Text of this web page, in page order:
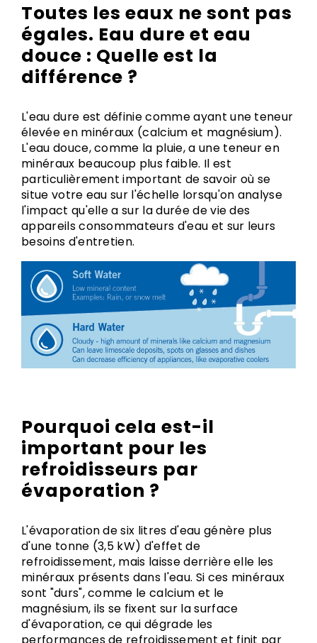
Toutes les eaux ne sont pas
égales. Eau dure et eau
douce : Quelle est la
différence ?
L'eau dure est définie comme ayant une teneur
élevée en minéraux (calcium et magnésium).
L'eau douce, comme la pluie, a une teneur en
minéraux beaucoup plus faible. Il est
particulièrement important de savoir où se
situe votre eau sur l'échelle lorsqu'on analyse
l'impact qu'elle a sur la durée de vie des
appareils consommateurs d'eau et sur leurs
besoins d'entretien.
Pourquoi cela est-il
important pour les
refroidisseurs par
évaporation ?
L'évaporation de six litres d'eau génère plus
d'une tonne (3,5 kW) d'effet de
refroidissement, mais laisse derrière elle les
minéraux présents dans l'eau. Si ces minéraux
sont "durs", comme le calcium et le
magnésium, ils se fixent sur la surface
d'évaporation, ce qui dégrade les